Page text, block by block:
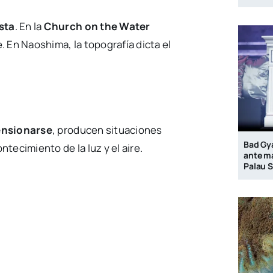
. En laChurch on the Water
En Naoshima, la topografía dicta el
, producen situaciones
de la luz y el aire.
Bad
ante
Palau